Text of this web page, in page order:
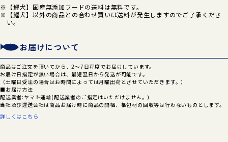
【鰹犬】国産無添加フードの送料は無料です。
【鰹犬】以外の商品との合わせ買いは送料が発生しますのでご了承くださ
い。
お届けについて
商品はご注文を頂いてから、2～7日程度でお届けしています。
お届け日指定が無い場合は、最短翌日から発送が可能です。
（土曜日受注の場合はお時間によっては月曜出荷とさせていただきます。）
■お届け方法
配送業者:ヤマト運輸(配送業者のご指定はいただけません。)
当社及び運送会社は商品お届け時に商品の開梱、梱包材の回収等は行わないものとします。
詳しくはこちら